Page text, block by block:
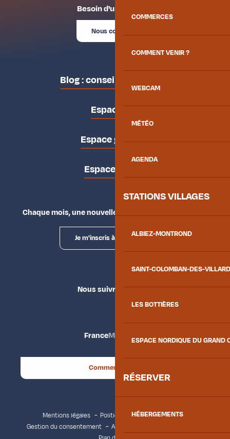
COMMERCES
COMMENT VENIR ?
WEBCAM
MÉTÉO
AGENDA
STATIONS VILLAGES
ALBIEZ-MONTROND
SAINT-COLOMBAN-DES-
LES BOTTIÈRES
ESPACE NORDIQUE DU GRAND
RÉSERVER
HÉBERGEMENTS
Besoin d'un conseil ?
Nous contacter
Blog : conseils des locaux
Espace pro
Espace groupes
Espace presse
Chaque mois, une nouvelle façon d'explorer la vallée.
Je m'inscris à la newsletter
Nous suivre
FranceMaurienne
Comment venir ?
Mentions légales
Politique de confidentialité
Gestion du consentement
Accessibilité : non conforme